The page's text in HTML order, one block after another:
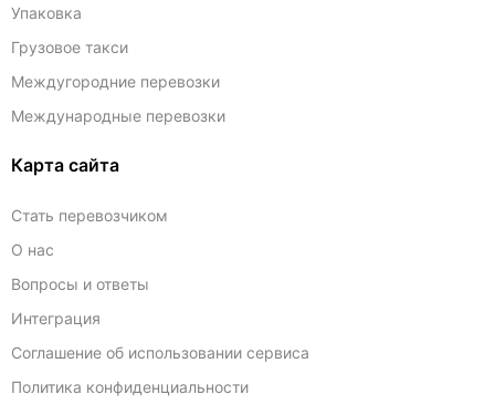
Упаковка
Грузовое такси
Междугородние перевозки
Международные перевозки
Карта сайта
Стать перевозчиком
О нас
Вопросы и ответы
Интеграция
Соглашение об использовании сервиса
Политика конфиденциальности